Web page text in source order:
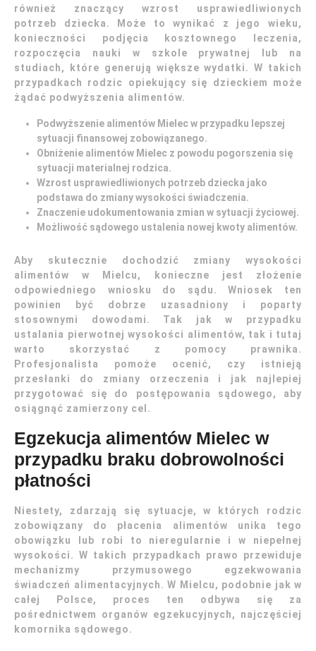
również znaczący wzrost usprawiedliwionych
potrzeb dziecka. Może to wynikać z jego wieku,
konieczności podjęcia kosztownego leczenia,
rozpoczęcia nauki w szkole prywatnej lub na
studiach, które generują większe wydatki. W takich
przypadkach rodzic opiekujący się dzieckiem może
żądać podwyższenia alimentów.
Podwyższenie alimentów Mielec w przypadku lepszej
sytuacji finansowej zobowiązanego.
Obniżenie alimentów Mielec z powodu pogorszenia się
sytuacji materialnej rodzica.
Wzrost usprawiedliwionych potrzeb dziecka jako
podstawa do zmiany wysokości świadczenia.
Znaczenie udokumentowania zmian w sytuacji życiowej.
Możliwość sądowego ustalenia nowej kwoty alimentów.
Aby skutecznie dochodzić zmiany wysokości
alimentów w Mielcu, konieczne jest złożenie
odpowiedniego wniosku do sądu. Wniosek ten
powinien być dobrze uzasadniony i poparty
stosownymi dowodami. Tak jak w przypadku
ustalania pierwotnej wysokości alimentów, tak i tutaj
warto skorzystać z pomocy prawnika.
Profesjonalista pomoże ocenić, czy istnieją
przesłanki do zmiany orzeczenia i jak najlepiej
przygotować się do postępowania sądowego, aby
osiągnąć zamierzony cel.
Egzekucja alimentów Mielec w
przypadku braku dobrowolności
płatności
Niestety, zdarzają się sytuacje, w których rodzic
zobowiązany do płacenia alimentów unika tego
obowiązku lub robi to nieregularnie i w niepełnej
wysokości. W takich przypadkach prawo przewiduje
mechanizmy przymusowego egzekwowania
świadczeń alimentacyjnych. W Mielcu, podobnie jak w
całej Polsce, proces ten odbywa się za
pośrednictwem organów egzekucyjnych, najczęściej
komornika sądowego.